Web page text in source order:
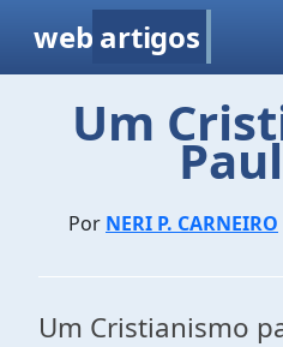
web artigos
Um
Por NERI P. CARNEIRO
Um Cristianismo